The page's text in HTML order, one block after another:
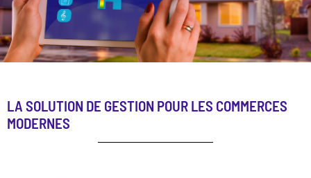
LA SOLUTION DE GESTION POUR LES COMMERCES
MODERNES